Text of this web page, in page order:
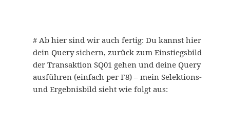
# Ab hier sind wir auch fertig: Du kannst hier
dein Query sichern, zurück zum Einstiegsbild
der Transaktion SQ01 gehen und deine Query
ausführen (einfach per F8) – mein Selektions-
und Ergebnisbild sieht wie folgt aus: